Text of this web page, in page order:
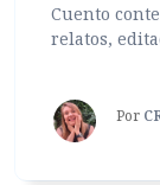
Cuento
relatos,
Por